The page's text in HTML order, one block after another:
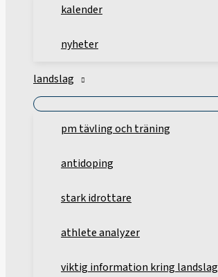
kalender
nyheter
landslag
pm tävling och träning
antidoping
stark idrottare
athlete analyzer
viktig information kring landslag